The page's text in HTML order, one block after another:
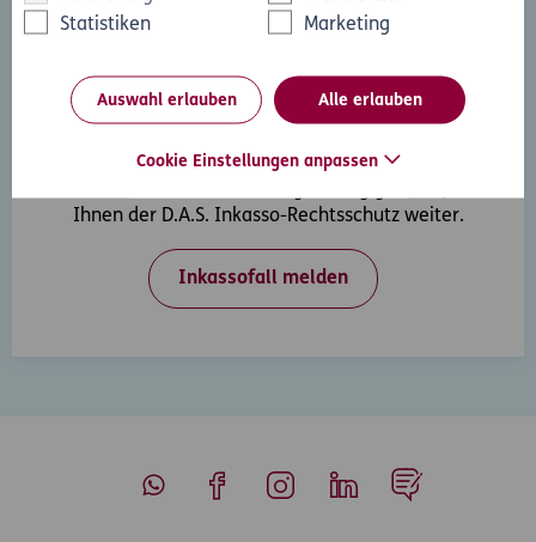
Statistiken
Marketing
Auswahl erlauben Alle erlauben
Cookie Einstellungen anpassen
Inkasso-Rechtsschutz
Ihnen der D.A.S. Inkasso-Rechtsschutz weiter.
Inkassofall melden